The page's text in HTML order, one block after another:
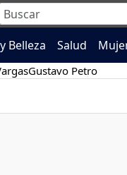
Belleza Salud
Gustavo Petro